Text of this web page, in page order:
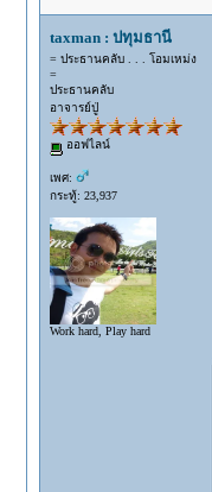
taxman : ปทุมธานี
= ประธานคลับ . . . โอมเหม่ง
=
ประธานคลับ
อาจารย์ปู่
ออฟไลน์
เพศ:
กระทู้: 23,937
Work hard, Play hard